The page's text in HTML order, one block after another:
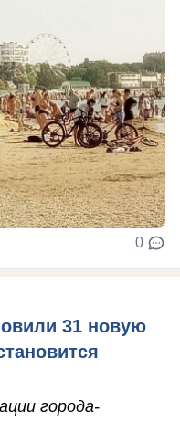
0
31 новую
города-